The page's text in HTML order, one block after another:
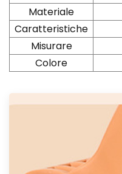
Materiale
Caratteristiche
Misurare
Colore